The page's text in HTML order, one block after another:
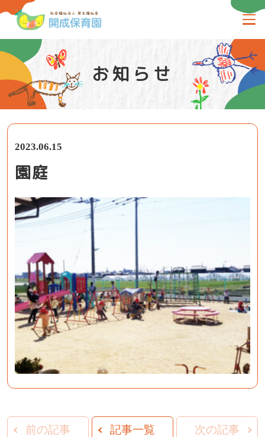
お知らせ
2023.06.15
園庭
前の記事 記事一覧 次の記事